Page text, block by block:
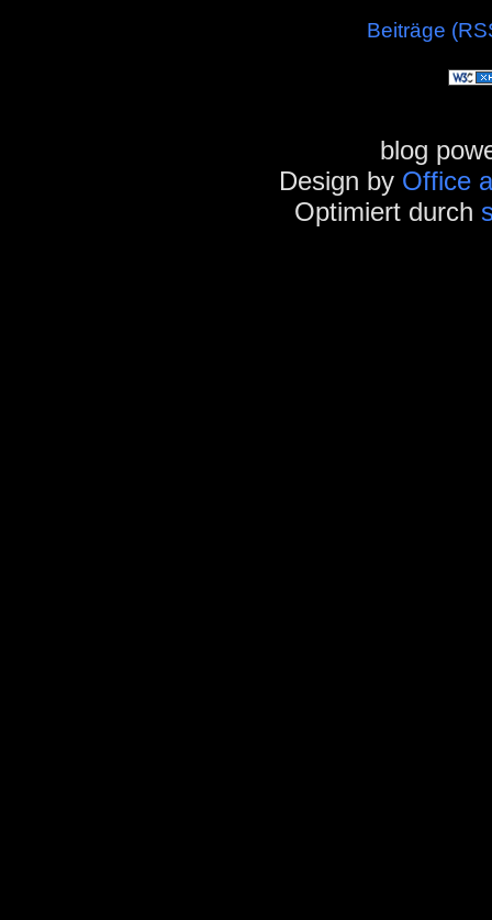
Beiträge
blog
Design by Office
Optimiert durch